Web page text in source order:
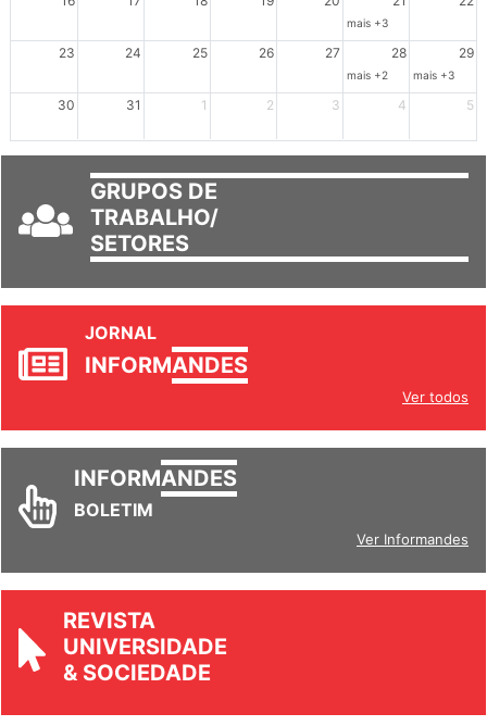
mais +3
23 24 25 26 27 28 29
mais +2 mais +3
30 31 1 2 3 4 5
GRUPOS DE
TRABALHO/
SETORES
JORNAL
INFORMANDES
Ver todos
INFORMANDES
BOLETIM
Ver Informandes
REVISTA
UNIVERSIDADE
& SOCIEDADE